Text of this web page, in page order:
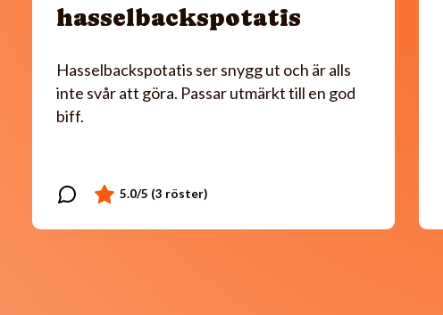
hasselbackspotatis
Hasselbackspotatis ser snygg ut och är alls
inte svår att göra. Passar utmärkt till en god
biff.